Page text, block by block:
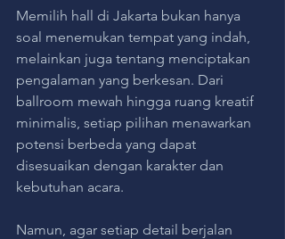
Memilih hall di Jakarta bukan hanya
soal menemukan tempat yang indah,
melainkan juga tentang menciptakan
pengalaman yang berkesan. Dari
ballroom mewah hingga ruang kreatif
minimalis, setiap pilihan menawarkan
potensi berbeda yang dapat
disesuaikan dengan karakter dan
kebutuhan acara.
Namun, agar setiap detail berjalan